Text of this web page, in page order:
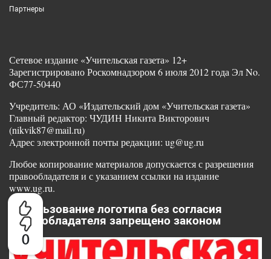
0
Партнеры
Сетевое издание «Учительская газета» 12+
Зарегистрировано Роскомнадзором 6 июля 2012 года Эл No.
ФС77-50440
Учредитель: АО «Издательский дом «Учительская газета»
Главный редактор: ЧУДИН Никита Викторович
(nikvik87@mail.ru)
Адрес электронной почты редакции: ug@ug.ru
Любое копирование материалов допускается с разрешения
правообладателя и с указанием ссылки на издание
www.ug.ru.
Использование логотипа без согласия
правообладателя запрещено законом